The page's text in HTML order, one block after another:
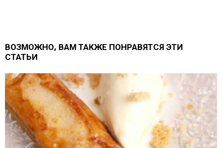
ВОЗМОЖНО, ВАМ ТАКЖЕ ПОНРАВЯТСЯ ЭТИ
СТАТЬИ